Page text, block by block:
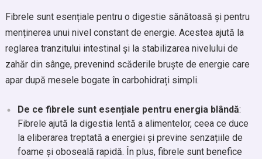
Fibrele sunt esențiale pentru o digestie sănătoasă și pentru
menținerea unui nivel constant de energie. Acestea ajută la
reglarea tranzitului intestinal și la stabilizarea nivelului de
zahăr din sânge, prevenind scăderile bruște de energie care
apar după mesele bogate în carbohidrați simpli.
De ce fibrele sunt esențiale pentru energia blândă:
Fibrele ajută la digestia lentă a alimentelor, ceea ce duce
la eliberarea treptată a energiei și previne senzațiile de
foame și oboseală rapidă. În plus, fibrele sunt benefice